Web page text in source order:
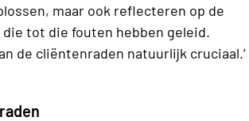
maar ook reflecteren op de
tot die fouten hebben geleid.
de cliëntenraden natuurlijk cruciaal.’